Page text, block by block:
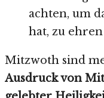
achten, um
hat, zu ehren
Mitzwoth sind
Ausdruck von